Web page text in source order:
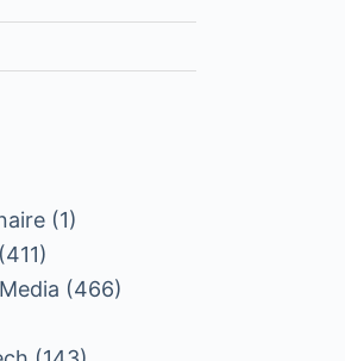
(1)
(411)
(466)